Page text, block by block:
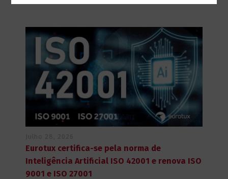
Eurotux certifica-se pela norma de
Inteligência Artificial ISO 42001 e renova ISO
9001 e ISO 27001